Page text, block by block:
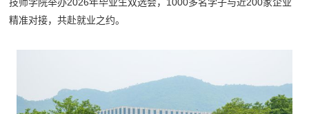
技师学院举办2026年毕业生双选会，1000多名学子与近200家企业
精准对接，共赴就业之约。